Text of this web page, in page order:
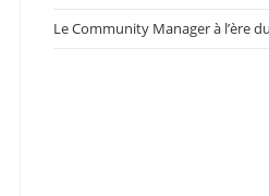
Le Community Manager à l’ère